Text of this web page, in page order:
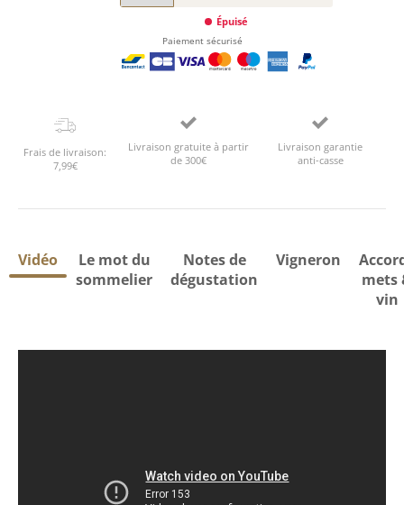
Épuisé
Paiement sécurisé
Frais de livraison:
7,99€
Livraison gratuite à partir
de 300€
Livraison garantie
anti-casse
Vidéo
Le mot du
sommelier
Notes de
dégustation
Vigneron
mets
vin